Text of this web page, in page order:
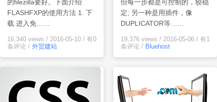
的filezilla要好。下面介绍
FLASHFXP的使用方法 1. 下
载 进入免……
16,340 views / 2016-05-10 / 有0
条评论 / 外贸建站
但每一步都是可控制的，较稳
定; 另一种是用插件，像
DUPLICATOR等……
19,376 views / 2016-05-06 / 有1
条评论 / Bluehost